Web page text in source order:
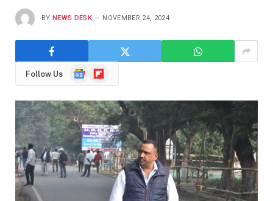
BY NEWS DESK NOVEMBER 24, 2024
Follow Us
GoogleFlipboard